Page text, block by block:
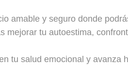
amable y seguro donde
mejorar tu autoestima,
tu salud emocional y avanza